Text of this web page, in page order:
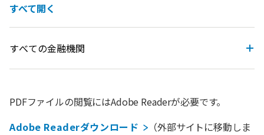
すべて開く
すべての金融機関
PDFファイルの閲覧にはAdobe Readerが必要です。
Adobe Readerダウンロード
（外部サイトに移動しま